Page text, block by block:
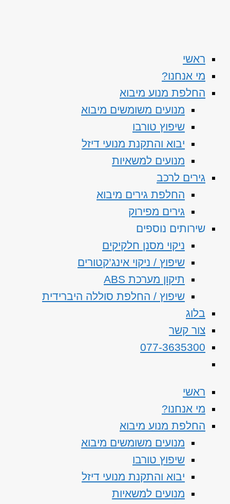
ראשי
מי אנחנו?
החלפת מנוע מיבוא
מנועים משומשים מיבוא
שיפוץ טורבו
יבוא והתקנת מנועי דיזל
מנועים למשאיות
גירים לרכב
החלפת גירים מיבוא
גירים מפירוק
שירותים נוספים
ניקוי מסנן חלקיקים
שיפוץ / ניקוי אינג’קטורים
תיקון מערכת ABS
שיפוץ / החלפת סוללה היברידית
בלוג
צור קשר
077-3635300
ראשי
מי אנחנו?
החלפת מנוע מיבוא
מנועים משומשים מיבוא
שיפוץ טורבו
יבוא והתקנת מנועי דיזל
מנועים למשאיות